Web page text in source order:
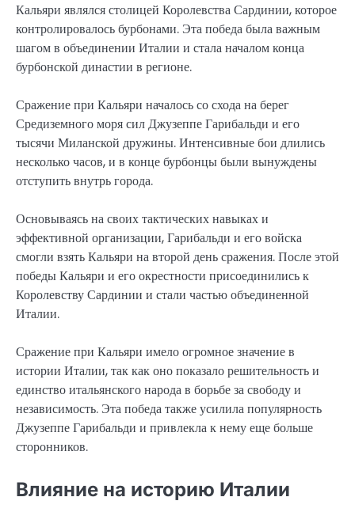
Кальяри являлся столицей Королевства Сардинии, которое
контролировалось бурбонами. Эта победа была важным
шагом в объединении Италии и стала началом конца
бурбонской династии в регионе.
Сражение при Кальяри началось со схода на берег
Средиземного моря сил Джузеппе Гарибальди и его
тысячи Миланской дружины. Интенсивные бои длились
несколько часов, и в конце бурбонцы были вынуждены
отступить внутрь города.
Основываясь на своих тактических навыках и
эффективной организации, Гарибальди и его войска
смогли взять Кальяри на второй день сражения. После этой
победы Кальяри и его окрестности присоединились к
Королевству Сардинии и стали частью объединенной
Италии.
Сражение при Кальяри имело огромное значение в
истории Италии, так как оно показало решительность и
единство итальянского народа в борьбе за свободу и
независимость. Эта победа также усилила популярность
Джузеппе Гарибальди и привлекла к нему еще больше
сторонников.
Влияние на историю Италии